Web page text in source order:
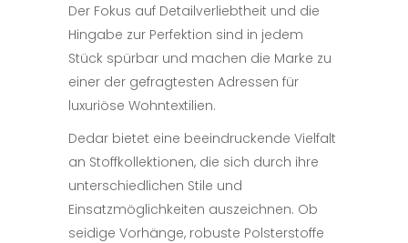
Der Fokus auf Detailverliebtheit und die
Hingabe zur Perfektion sind in jedem
Stück spürbar und machen die Marke zu
einer der gefragtesten Adressen für
luxuriöse Wohntextilien.
Dedar bietet eine beeindruckende Vielfalt
an Stoffkollektionen, die sich durch ihre
unterschiedlichen Stile und
Einsatzmöglichkeiten auszeichnen. Ob
seidige Vorhänge, robuste Polsterstoffe